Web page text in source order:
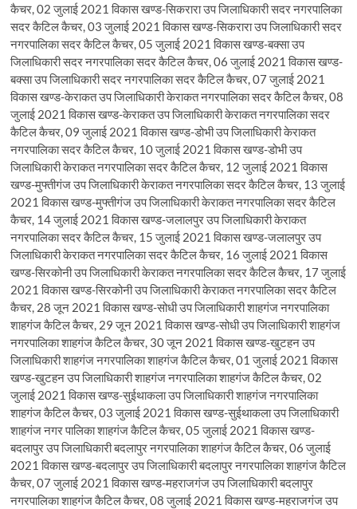
कैचर, 02 जुलाई 2021 विकास खण्ड-सिकरारा उप जिलाधिकारी सदर नगरपालिका
सदर कैटिल कैचर, 03 जुलाई 2021 विकास खण्ड-सिकरारा उप जिलाधिकारी सदर
नगरपालिका सदर कैटिल कैचर, 05 जुलाई 2021 विकास खण्ड-बक्सा उप
जिलाधिकारी सदर नगरपालिका सदर कैटिल कैचर, 06 जुलाई 2021 विकास खण्ड-
बक्सा उप जिलाधिकारी सदर नगरपालिका सदर कैटिल कैचर, 07 जुलाई 2021
विकास खण्ड-केराकत उप जिलाधिकारी केराकत नगरपालिका सदर कैटिल कैचर, 08
जुलाई 2021 विकास खण्ड-केराकत उप जिलाधिकारी केराकत नगरपालिका सदर
कैटिल कैचर, 09 जुलाई 2021 विकास खण्ड-डोभी उप जिलाधिकारी केराकत
नगरपालिका सदर कैटिल कैचर, 10 जुलाई 2021 विकास खण्ड-डोभी उप
जिलाधिकारी केराकत नगरपालिका सदर कैटिल कैचर, 12 जुलाई 2021 विकास
खण्ड-मुफ्तीगंज उप जिलाधिकारी केराकत नगरपालिका सदर कैटिल कैचर, 13 जुलाई
2021 विकास खण्ड-मुफ्तीगंज उप जिलाधिकारी केराकत नगरपालिका सदर कैटिल
कैचर, 14 जुलाई 2021 विकास खण्ड-जलालपुर उप जिलाधिकारी केराकत
नगरपालिका सदर कैटिल कैचर, 15 जुलाई 2021 विकास खण्ड-जलालपुर उप
जिलाधिकारी केराकत नगरपालिका सदर कैटिल कैचर, 16 जुलाई 2021 विकास
खण्ड-सिरकोनी उप जिलाधिकारी केराकत नगरपालिका सदर कैटिल कैचर, 17 जुलाई
2021 विकास खण्ड-सिरकोनी उप जिलाधिकारी केराकत नगरपालिका सदर कैटिल
कैचर, 28 जून 2021 विकास खण्ड-सोधी उप जिलाधिकारी शाहगंज नगरपालिका
शाहगंज कैटिल कैचर, 29 जून 2021 विकास खण्ड-सोधी उप जिलाधिकारी शाहगंज
नगरपालिका शाहगंज कैटिल कैचर, 30 जून 2021 विकास खण्ड-खुटहन उप
जिलाधिकारी शाहगंज नगरपालिका शाहगंज कैटिल कैचर, 01 जुलाई 2021 विकास
खण्ड-खुटहन उप जिलाधिकारी शाहगंज नगरपालिका शाहगंज कैटिल कैचर, 02
जुलाई 2021 विकास खण्ड-सुईथाकला उप जिलाधिकारी शाहगंज नगरपालिका
शाहगंज कैटिल कैचर, 03 जुलाई 2021 विकास खण्ड-सुईथाकला उप जिलाधिकारी
शाहगंज नगर पालिका शाहगंज कैटिल कैचर, 05 जुलाई 2021 विकास खण्ड-
बदलापुर उप जिलाधिकारी बदलापुर नगरपालिका शाहगंज कैटिल कैचर, 06 जुलाई
2021 विकास खण्ड-बदलापुर उप जिलाधिकारी बदलापुर नगरपालिका शाहगंज कैटिल
कैचर, 07 जुलाई 2021 विकास खण्ड-महराजगंज उप जिलाधिकारी बदलापुर
नगरपालिका शाहगंज कैटिल कैचर, 08 जुलाई 2021 विकास खण्ड-महराजगंज उप